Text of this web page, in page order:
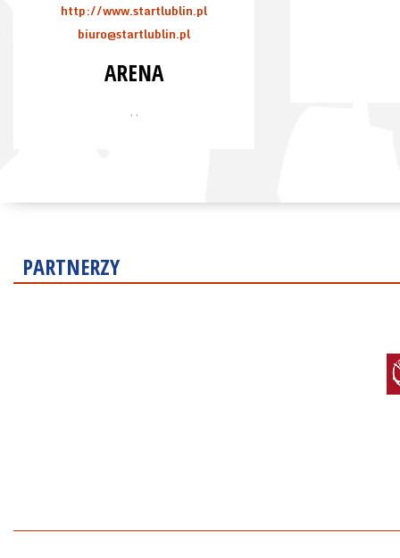
http://www.startlublin.pl
biuro@startlublin.pl
ARENA
, ,
PARTNERZY